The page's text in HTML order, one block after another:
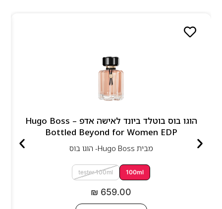
הוגו בוס בוטלד ביונד לאישה אדפ – Hugo Boss
Bottled Beyond for Women EDP
מבית Hugo Boss- הוגו בוס
100ml
tester 100ml
₪ 659.00